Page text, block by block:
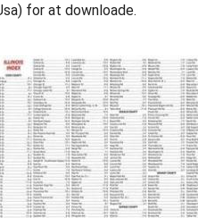
for at downloade.